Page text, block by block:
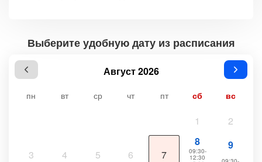
Выберите удобную дату из расписания
Август 2026
пн вт ср чт пт сб вс
1 2
3 4 5 6 7
8
09:30-
12:30
9